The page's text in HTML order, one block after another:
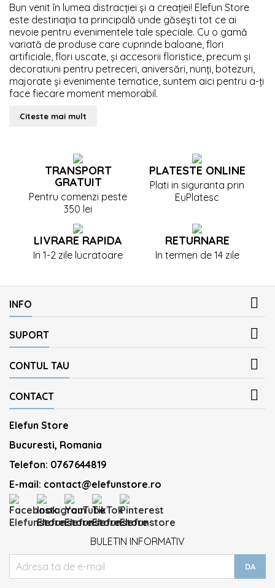
Bun venit în lumea distracției și a creației! Elefun Store
este destinația ta principală unde găsești tot ce ai
nevoie pentru evenimentele tale speciale. Cu o gamă
variată de produse care cuprinde baloane, flori
artificiale, flori uscate, și accesorii floristice, precum și
decoratiuni pentru petreceri, aniversări, nunți, botezuri,
majorate și evenimente tematice, suntem aici pentru a-ți
face fiecare moment memorabil.
Citeste mai mult
TRANSPORT
GRATUIT
Pentru comenzi peste
350 lei
PLATESTE ONLINE
Plati in siguranta prin
EuPlatesc
LIVRARE RAPIDA
In 1-2 zile lucratoare
RETURNARE
In termen de 14 zile
INFO 
SUPORT 
CONTUL TAU 
CONTACT 
Elefun Store
Bucuresti, Romania
Telefon: 0767644819
E-mail: contact@elefunstore.ro
BULETIN INFORMATIV